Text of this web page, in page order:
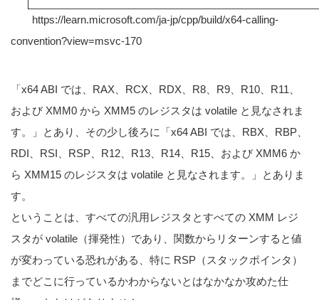
https://learn.microsoft.com/ja-jp/cpp/build/x64-calling-
convention?view=msvc-170
「x64 ABI では、RAX、RCX、RDX、R8、R9、R10、R11、
および XMM0 から XMM5 のレジスタは volatile と見なされま
す。」とあり、その少し後ろに「x64 ABI では、RBX、RBP、
RDI、RSI、RSP、R12、R13、R14、R15、および XMM6 か
ら XMM15 のレジスタは volatile と見なされます。」とありま
す。
ということは、すべての汎用レジスタとすべての XMM レジ
スタが volatile（揮発性）であり、関数からリターンすると値
が変わっている恐れがある、特に RSP（スタックポインタ）
までどこに行っているかわからないとはなかなか攻めた仕